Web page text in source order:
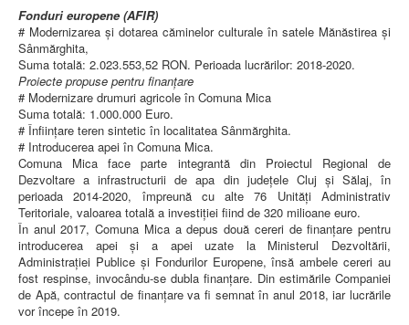
Fonduri europene (AFIR)
# Modernizarea și dotarea căminelor culturale în satele Mănăstirea și
Sânmărghita,
Suma totală: 2.023.553,52 RON. Perioada lucrărilor: 2018-2020.
Proiecte propuse pentru finanțare
# Modernizare drumuri agricole în Comuna Mica
Suma totală: 1.000.000 Euro.
# Înființare teren sintetic în localitatea Sânmărghita.
# Introducerea apei în Comuna Mica.
Comuna Mica face parte integrantă din Proiectul Regional de
Dezvoltare a infrastructurii de apa din județele Cluj și Sălaj, în
perioada 2014-2020, împreună cu alte 76 Unități Administrativ
Teritoriale, valoarea totală a investiției fiind de 320 milioane euro.
În anul 2017, Comuna Mica a depus două cereri de finanțare pentru
introducerea apei și a apei uzate la Ministerul Dezvoltării,
Administrației Publice și Fondurilor Europene, însă ambele cereri au
fost respinse, invocându-se dubla finanțare. Din estimările Companiei
de Apă, contractul de finanțare va fi semnat în anul 2018, iar lucrările
vor începe în 2019.